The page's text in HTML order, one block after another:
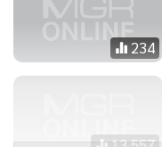
ทรัมป์เตือนอเมริกาเข้าสู่
"ทรัมป์"เตือนอเมริกัน
ผู้เสียชีวิตจำนวนมาก จ
234